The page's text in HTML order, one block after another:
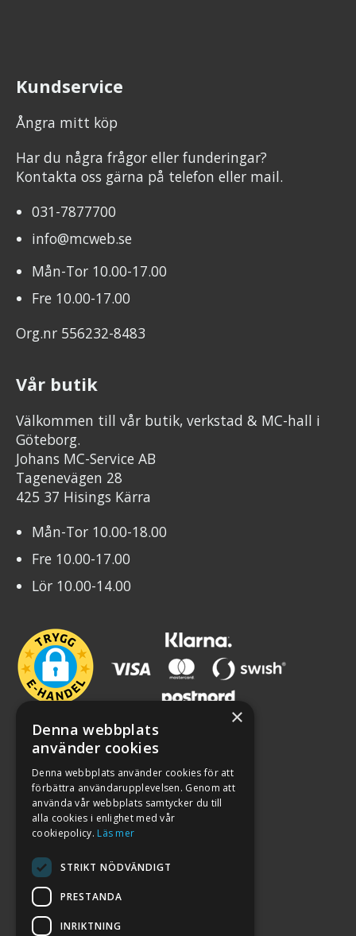
Kundservice
Ångra mitt köp
Har du några frågor eller funderingar?
Kontakta oss gärna på telefon eller mail.
031-7877700
info@mcweb.se
Mån-Tor 10.00-17.00
Fre 10.00-17.00
Org.nr 556232-8483
Vår butik
Välkommen till vår butik, verkstad & MC-hall i
Göteborg.
Johans MC-Service AB
Tagenevägen 28
425 37 Hisings Kärra
Mån-Tor 10.00-18.00
Fre 10.00-17.00
Lör 10.00-14.00
2026. ALL RIGHTS RESERVED.
×
Denna webbplats
använder cookies
Denna webbplats använder cookies för att
förbättra användarupplevelsen. Genom att
använda vår webbplats samtycker du till
alla cookies i enlighet med vår
cookiepolicy. Läs mer
STRIKT NÖDVÄNDIGT
PRESTANDA
INRIKTNING